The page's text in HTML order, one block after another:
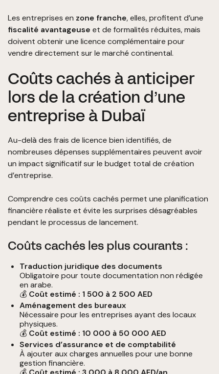
Les entreprises en zone franche, elles, profitent d’une
fiscalité avantageuse et de formalités réduites, mais
doivent obtenir une licence complémentaire pour
vendre directement sur le marché continental.
Coûts cachés à anticiper
lors de la création d’une
entreprise à Dubaï
Au-delà des frais de licence bien identifiés, de
nombreuses dépenses supplémentaires peuvent avoir
un impact significatif sur le budget total de création
d’entreprise.
Comprendre ces coûts cachés permet une planification
financière réaliste et évite les surprises désagréables
pendant le processus de lancement.
Coûts cachés les plus courants :
Traduction juridique des documents
Obligatoire pour toute documentation non rédigée
en arabe.
💰 Coût estimé : 1 500 à 2 500 AED
Aménagement des bureaux
Nécessaire pour les entreprises ayant des locaux
physiques.
💰 Coût estimé : 10 000 à 50 000 AED
Services d’assurance et de comptabilité
À ajouter aux charges annuelles pour une bonne
gestion financière.